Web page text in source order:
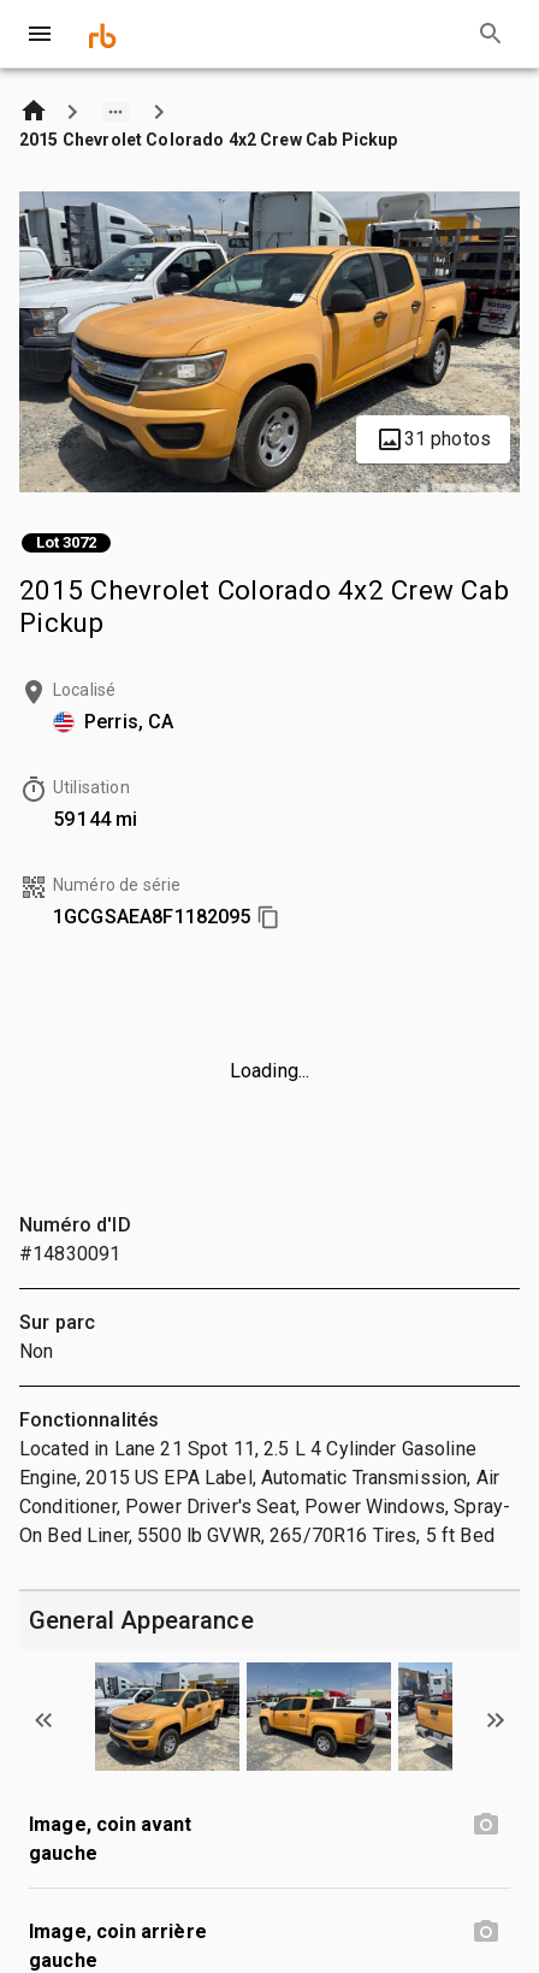
2015 Chevrolet Colorado 4x2 Crew Cab Pickup
31 photos
Lot 3072
2015 Chevrolet Colorado 4x2 Crew Cab
Pickup
Localisé
Perris, CA
Utilisation
59 144 mi
Numéro de série
1GCGSAEA8F1182095
Loading...
Numéro d'ID
#14830091
Sur parc
Non
Fonctionnalités
Located in Lane 21 Spot 11, 2.5 L 4 Cylinder Gasoline
Engine, 2015 US EPA Label, Automatic Transmission, Air
Conditioner, Power Driver's Seat, Power Windows, Spray-
On Bed Liner, 5500 lb GVWR, 265/70R16 Tires, 5 ft Bed
General Appearance
Image, coin avant
gauche
Image, coin arrière
gauche